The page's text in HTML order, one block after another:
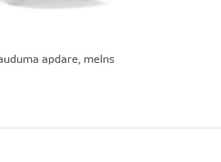
apdare, melns